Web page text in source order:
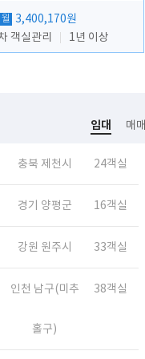
월
3,400,170원
객실관리
1년 이상
임대 매매
충북 제천시 24객실
경기 양평군 16객실
강원 원주시 33객실
인천 남구(미추
홀구)
38객실